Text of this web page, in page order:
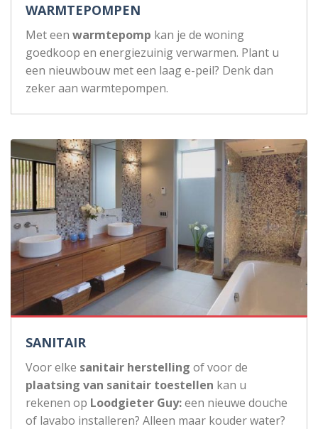
WARMTEPOMPEN
Met een warmtepomp kan je de woning
goedkoop en energiezuinig verwarmen. Plant u
een nieuwbouw met een laag e-peil? Denk dan
zeker aan warmtepompen.
SANITAIR
Voor elke sanitair herstelling of voor de
plaatsing van sanitair toestellen kan u
rekenen op Loodgieter Guy:een nieuwe douche
of lavabo installeren? Alleen maar kouder water?